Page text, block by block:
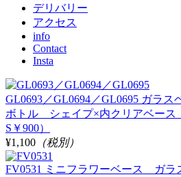
デリバリー
アクセス
info
Contact
Insta
GL0693／GL0694／GL0695 ガラス
ボトル シェイプ×内クリアベース
S￥900）
¥1,100 （税別）
FV0531 ミニフラワーベース ガ